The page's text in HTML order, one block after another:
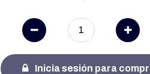
Inicia sesión para